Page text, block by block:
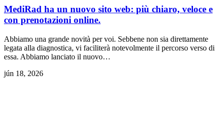
MediRad ha un nuovo sito web: più chiaro, veloce e
con prenotazioni online.
Abbiamo una grande novità per voi. Sebbene non sia direttamente
legata alla diagnostica, vi faciliterà notevolmente il percorso verso di
essa. Abbiamo lanciato il nuovo…
jún 18, 2026